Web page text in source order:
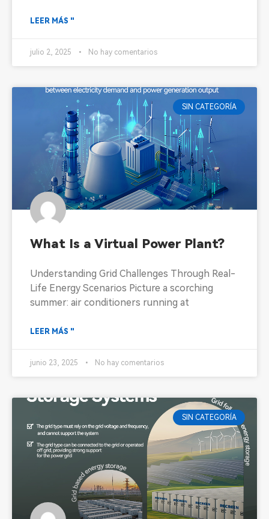
LEER MÁS "
julio 2, 2025 No hay comentarios
SIN CATEGORÍA
What Is a Virtual Power Plant?
Understanding Grid Challenges Through Real-
Life Energy Scenarios Picture a scorching
summer: air conditioners running at
LEER MÁS "
junio 23, 2025 No hay comentarios
SIN CATEGORÍA